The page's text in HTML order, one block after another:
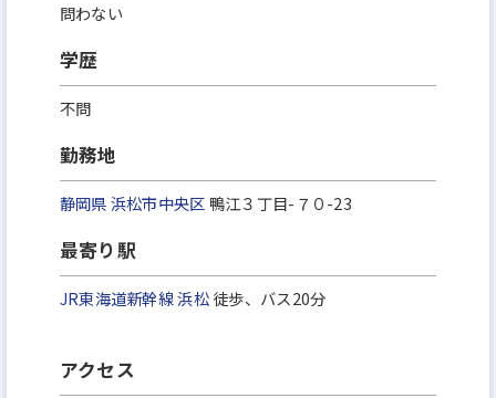
問わない
学歴
不問
勤務地
静岡県浜松市中央区 鴨江３丁目-７０-23
最寄り駅
JR東海道新幹線浜松徒歩、バス20分
アクセス